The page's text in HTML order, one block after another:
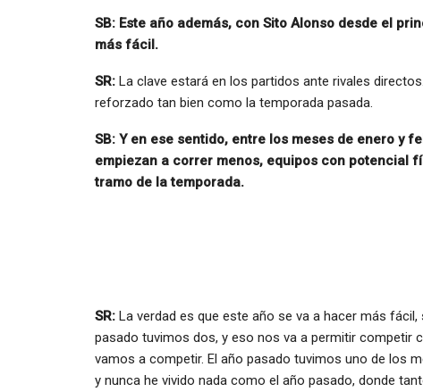
SB: Este año además, con Sito Alonso desde el
más fácil.
SR: La clave estará en los partidos ante rivales
reforzado tan bien como la temporada pasada.
SB: Y en ese sentido, entre los meses de enero y
empiezan a correr menos, equipos con potencial
tramo de la temporada.
SR: La verdad es que este año se va a hacer más
pasado tuvimos dos, y eso nos va a permitir competir
vamos a competir. El año pasado tuvimos uno de los
y nunca he vivido nada como el año pasado, donde